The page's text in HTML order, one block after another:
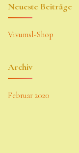
Neueste Beiträge
Vivumsl-Shop
Archiv
Februar 2020